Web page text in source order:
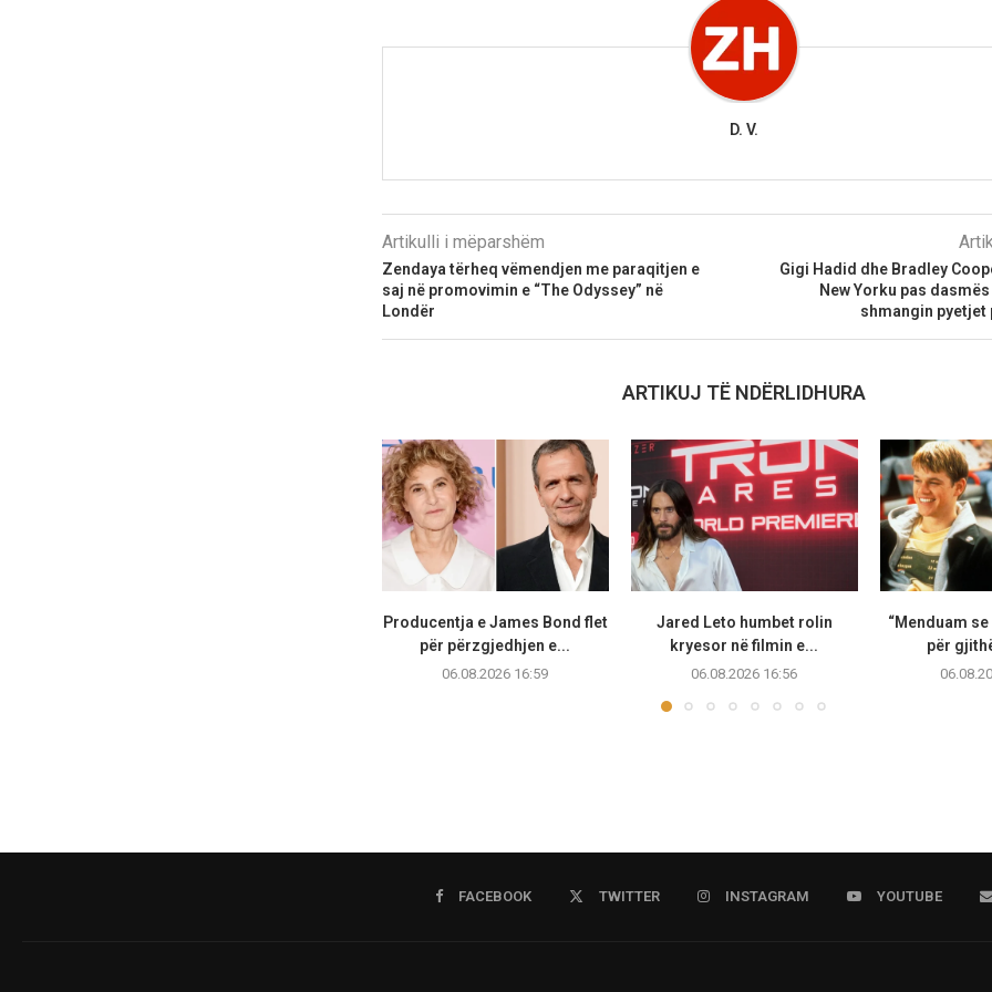
D. V.
Artikulli i mëparshëm
Zendaya tërheq vëmendjen me paraqitjen e
saj në promovimin e “The Odyssey” në
Londër
Gigi Hadid dhe Bradley
New Yorku pas
shmangin pyetjet
ARTIKUJ TË NDËRLIDHURA
Producentja e James Bond flet
për përzgjedhjen e...
06.08.2026 16:59
Jared Leto humbet rolin
kryesor në filmin e...
06.08.2026 16:56
“Menduam
për
FACEBOOK TWITTER INSTAGRAM YOUTUBE